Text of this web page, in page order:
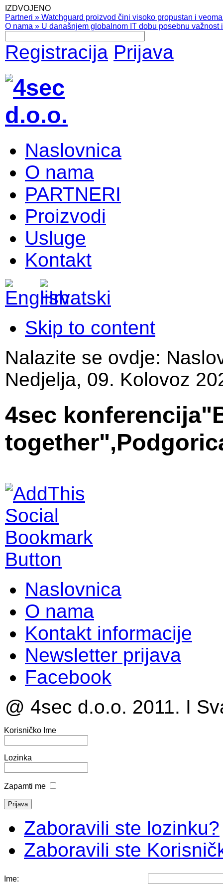
IZDVOJENO
Partneri » Watchguard proizvod čini visoko propustan i
O nama » U današnjem globalnom IT dobu posebnu
Registracija Prijava
Naslovnica
O nama
PARTNERI
Proizvodi
Usluge
Kontakt
Skip to content
Nalazite se ovdje:
Nedjelja, 09. Kolovoz
4sec
Naslovnica
O nama
Kontakt informacije
Newsletter prijava
Facebook
@ 4sec d.o.o. 2011. I
Korisničko Ime
Lozinka
Zapamti me
Zaboravili ste lozinku?
Zaboravili ste
Ime: